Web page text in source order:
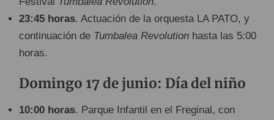
23:45 horas. Actuación de la orquesta LA PATO, y
continuación de Tumbalea Revolution hasta las 5:00
horas.
Domingo 17 de junio: Día del niño
10:00 horas. Parque Infantil en el Freginal, con